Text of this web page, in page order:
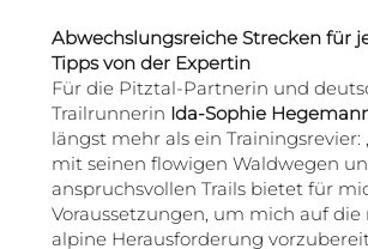
Abwechslungsreiche Strecken für
Tipps von der Expertin
Für die Pitztal-Partnerin und
Trailrunnerin Ida-Sophie
längst mehr als ein Trainingsrevier:
mit seinen flowigen Waldwegen
anspruchsvollen Trails bietet für
Voraussetzungen, um mich auf die
alpine Herausforderung